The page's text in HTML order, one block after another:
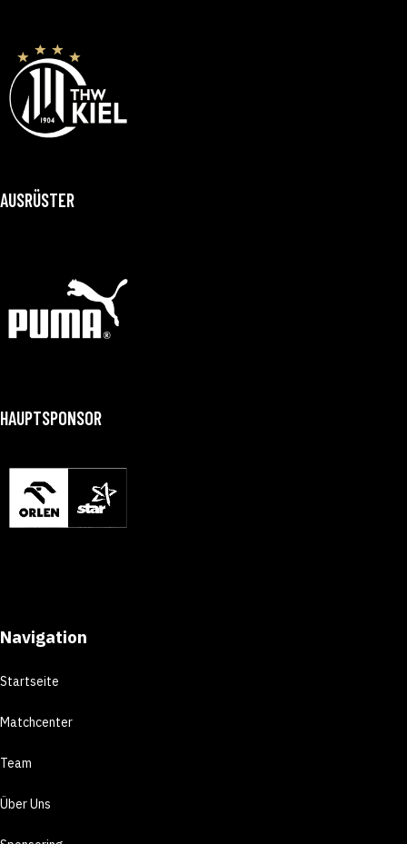
AUSRÜSTER
HAUPTSPONSOR
Navigation
Startseite
Matchcenter
Team
Über Uns